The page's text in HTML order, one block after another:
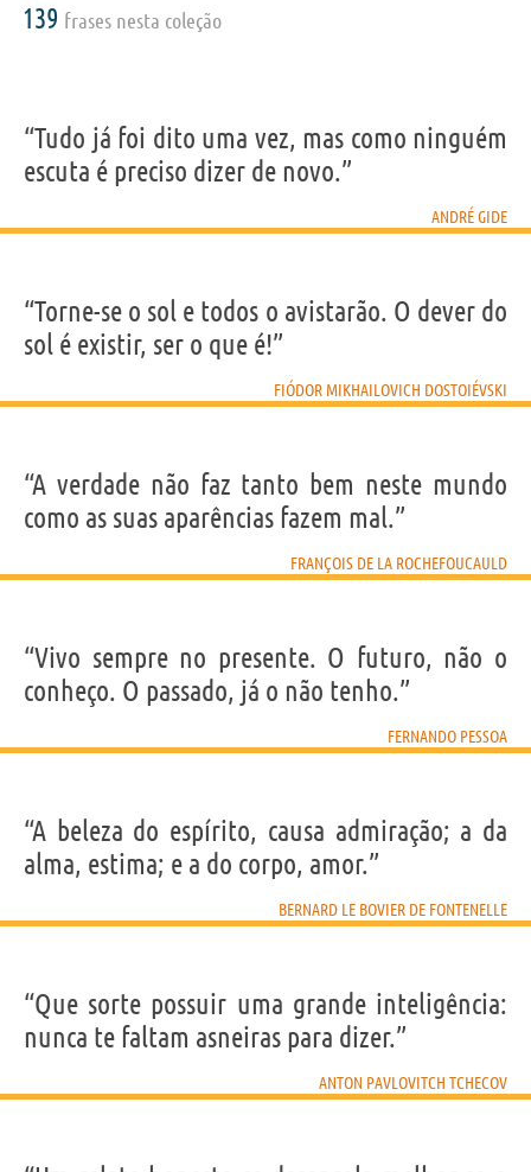
139 frases nesta coleção
“Tudo já foi dito uma vez, mas como ninguém
escuta é preciso dizer de novo.”
ANDRÉ GIDE
“Torne-se o sol e todos o avistarão. O dever do
sol é existir, ser o que é!”
FIÓDOR MIKHAILOVICH DOSTOIÉVSKI
“A verdade não faz tanto bem neste mundo
como as suas aparências fazem mal.”
FRANÇOIS DE LA ROCHEFOUCAULD
“Vivo sempre no presente. O futuro, não o
conheço. O passado, já o não tenho.”
FERNANDO PESSOA
“A beleza do espírito, causa admiração; a da
alma, estima; e a do corpo, amor.”
BERNARD LE BOVIER DE FONTENELLE
“Que sorte possuir uma grande inteligência:
nunca te faltam asneiras para dizer.”
ANTON PAVLOVITCH TCHECOV